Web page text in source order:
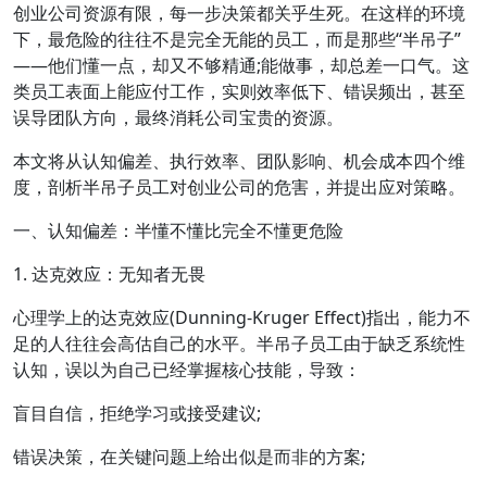
创业公司资源有限，每一步决策都关乎生死。在这样的环境
下，最危险的往往不是完全无能的员工，而是那些“半吊子”
——他们懂一点，却又不够精通;能做事，却总差一口气。这
类员工表面上能应付工作，实则效率低下、错误频出，甚至
误导团队方向，最终消耗公司宝贵的资源。
本文将从认知偏差、执行效率、团队影响、机会成本四个维
度，剖析半吊子员工对创业公司的危害，并提出应对策略。
一、认知偏差：半懂不懂比完全不懂更危险
1. 达克效应：无知者无畏
心理学上的达克效应(Dunning-Kruger Effect)指出，能力不
足的人往往会高估自己的水平。半吊子员工由于缺乏系统性
认知，误以为自己已经掌握核心技能，导致：
盲目自信，拒绝学习或接受建议;
错误决策，在关键问题上给出似是而非的方案;